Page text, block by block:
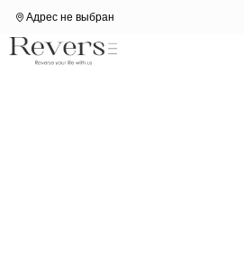
Адрес не выбран